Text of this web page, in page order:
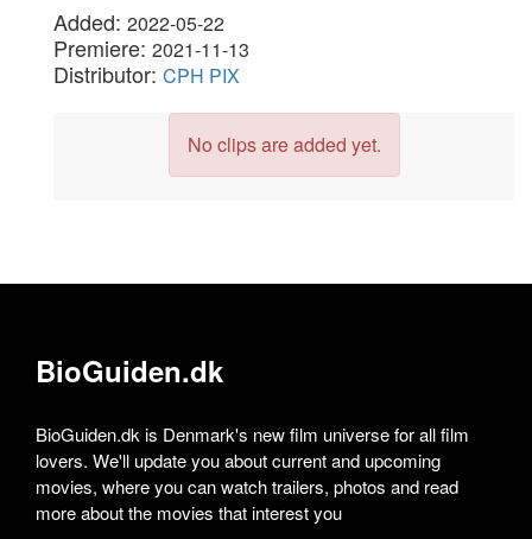
Added: 2022-05-22
Premiere: 2021-11-13
Distributor: CPH PIX
No clips are added yet.
BioGuiden.dk
BioGuiden.dk is Denmark's new film universe for all film
lovers. We'll update you about current and upcoming
movies, where you can watch trailers, photos and read
more about the movies that interest you